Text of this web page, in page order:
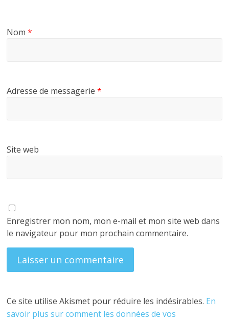
Nom*
Adresse de messagerie*
Site web
Enregistrer mon nom, mon e-mail et mon site web dans
le navigateur pour mon prochain commentaire.
Ce site utilise Akismet pour réduire les indésirables. En
savoir plus sur comment les données de vos